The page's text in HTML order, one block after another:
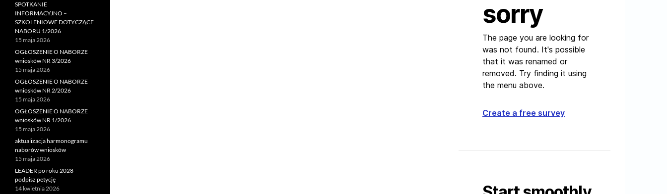
SPOTKANIE
INFORMACYJNO –
SZKOLENIOWE DOTYCZĄCE
NABORU 1/2026
15 maja 2026
OGŁOSZENIE O NABORZE
wniosków NR 3/2026
15 maja 2026
OGŁOSZENIE O NABORZE
wniosków NR 2/2026
15 maja 2026
OGŁOSZENIE O NABORZE
wniosków NR 1/2026
15 maja 2026
aktualizacja harmonogramu
naborów wniosków
15 maja 2026
LEADER po roku 2028 –
podpisz petycję
14 kwietnia 2026